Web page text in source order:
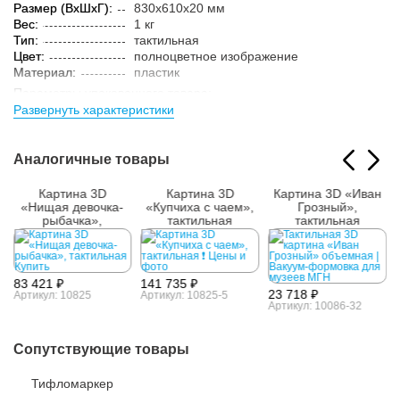
Размер (ВxШxГ):
830x610x20 мм
Вес:
1 кг
Тип:
тактильная
Цвет:
полноцветное изображение
Материал:
пластик
Параметры упакованного товара:
Размер (ВxШxГ):
850x630x25 мм
упаковке:
Развернуть характеристики
Аналогичные товары
Картина 3D
«Нищая девочка-
рыбачка»,
тактильная
83 421 ₽
Артикул: 10825
Картина 3D
«Купчиха с чаем»,
тактильная
141 735 ₽
Артикул: 10825-5
Картина 3D «Иван
Грозный»,
тактильная
23 718 ₽
Артикул: 10086-32
Сопутствующие товары
Тифломаркер